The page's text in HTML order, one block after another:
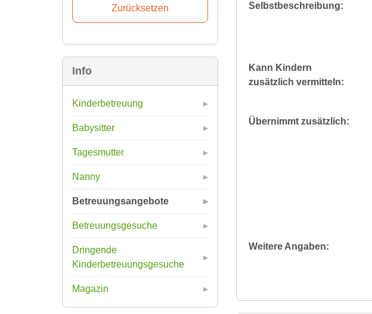
Info
Kinderbetreuung
Babysitter
Tagesmutter
Nanny
Betreuungsangebote
Betreuungsgesuche
Dringende
Kinderbetreuungsgesuche
Magazin
Selbstbeschreibung:
Kann Kindern
zusätzlich vermitteln:
Übernimmt zusätzlich:
Weitere Angaben: